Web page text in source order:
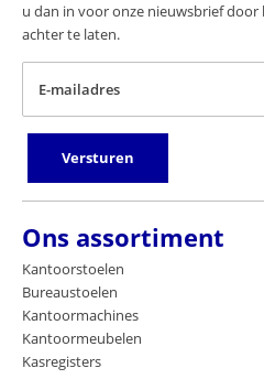
u dan in voor onze nieuwsbrief
achter te laten.
E-mailadres
Versturen
Ons assortiment
Kantoorstoelen
Bureaustoelen
Kantoormachines
Kantoormeubelen
Kasregisters